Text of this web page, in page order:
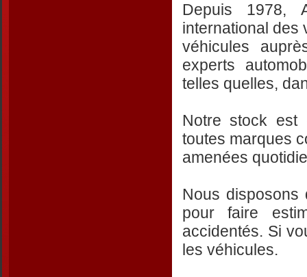
Depuis 1978,
international des
véhicules
experts
telles quelles,
Notre stock est
toutes marques
amenées
Nous disposons
pour faire
accidentés. Si
les véhicules.